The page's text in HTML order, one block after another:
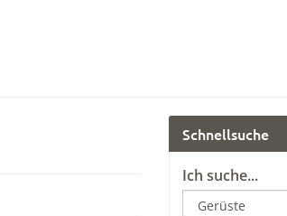
Schnellsuche
Ich suche...